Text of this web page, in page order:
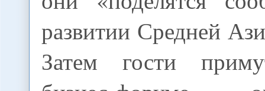
развитии Средней
Затем гости